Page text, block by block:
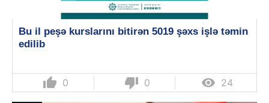
Bu il peşə kurslarını bitirən 5019 şəxs işlə təmin
edilib
thumb_up 0 thumb_down 0  24